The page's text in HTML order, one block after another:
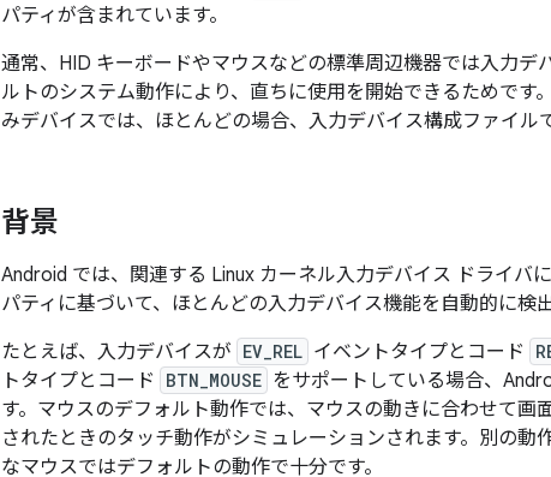
パティが含まれています。
通常、HID キーボードやマウスなどの標準周辺機器では入力デ
ルトのシステム動作により、直ちに使用を開始できるためです
みデバイスでは、ほとんどの場合、入力デバイス構成ファイル
背景
Android では、関連する Linux カーネル入力デバイス ドライバ
パティに基づいて、ほとんどの入力デバイス機能を自動的に検
たとえば、入力デバイスが EV_REL イベントタイプとコード
トタイプとコード
BTN_MOUSE をサポートしている場合、
す。マウスのデフォルト動作では、マウスの動きに合わせて画
されたときのタッチ動作がシミュレーションされます。別の動
なマウスではデフォルトの動作で十分です。